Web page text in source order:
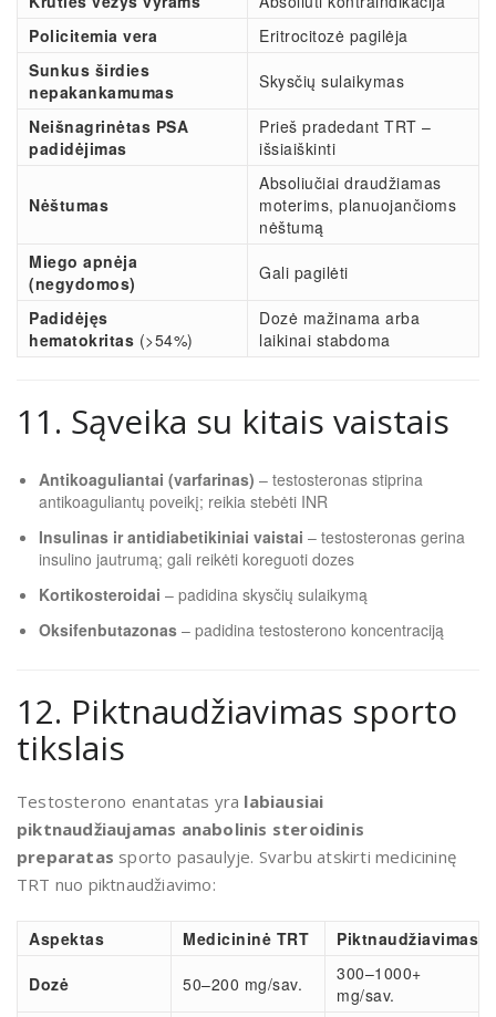
Policitemia vera
Eritrocitozė pagilėja
Sunkus širdies
nepakankamumas
Skysčių sulaikymas
Neišnagrinėtas PSA
padidėjimas
Prieš pradedant TRT –
išsiaiškinti
Nėštumas
Absoliučiai draudžiamas
moterims, planuojančioms
nėštumą
Miego apnėja
(negydomos)
Gali pagilėti
Padidėjęs
hematokritas (>54%)
Dozė mažinama arba
laikinai stabdoma
11. Sąveika su kitais vaistais
Antikoaguliantai (varfarinas) – testosteronas stiprina
antikoaguliantų poveikį; reikia stebėti INR
Insulinas ir antidiabetikiniai vaistai – testosteronas gerina
insulino jautrumą; gali reikėti koreguoti dozes
Kortikosteroidai – padidina skysčių sulaikymą
Oksifenbutazonas – padidina testosterono koncentraciją
12. Piktnaudžiavimas sporto
tikslais
Testosterono enantatas yra labiausiai
piktnaudžiaujamas anabolinis steroidinis
preparatas sporto pasaulyje. Svarbu atskirti medicininę
TRT nuo piktnaudžiavimo:
Aspektas Medicininė TRT Piktnaudžiavimas
Dozė 50–200 mg/sav.
300–1000+
mg/sav.